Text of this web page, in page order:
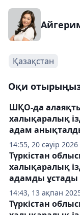
Қазақстан
Оқи
14:55, 20 сәуір 2026
ШҚО-да
халықаралық
адам
14:43, 13 ақпан
Түркістан
халықаралық
адамды ұстады
Түркістан